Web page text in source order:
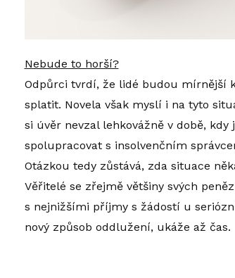
Nebude to horší?
Odpůrci tvrdí, že lidé budou mírnější
splatit. Novela však myslí i na tyto
si úvěr nevzal lehkovážně v době,
spolupracovat s insolvenčním
Otázkou tedy zůstává, zda situace
Věřitelé se zřejmě většiny svých
s nejnižšími příjmy s žádostí u
nový způsob oddlužení, ukáže až čas.